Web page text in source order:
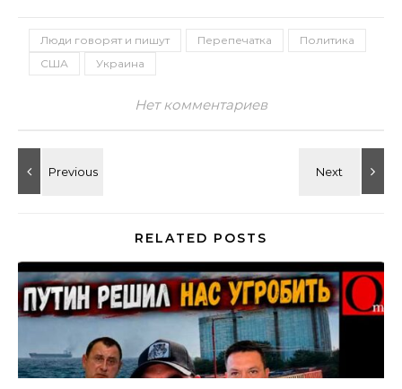
Люди говорят и пишут Перепечатка
Политика
США
Украина
Нет комментариев
RELATED POSTS